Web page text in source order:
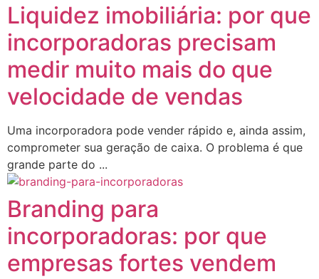
Liquidez imobiliária: por que
incorporadoras precisam
medir muito mais do que
velocidade de vendas
Uma incorporadora pode vender rápido e, ainda assim,
comprometer sua geração de caixa. O problema é que
grande parte do ...
Branding para
incorporadoras: por que
empresas fortes vendem